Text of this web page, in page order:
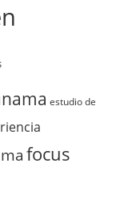
estudio de
focus